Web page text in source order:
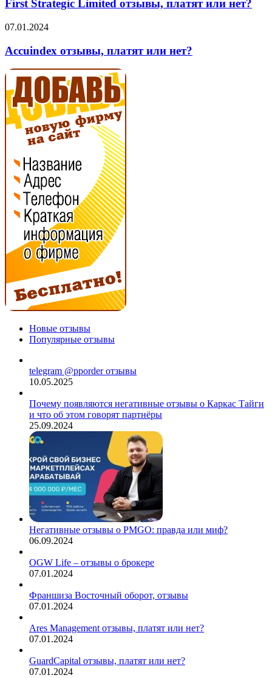
платят
нет?
First Strategic Limited отзывы, платят или нет?
Accuindex
платят
или
нет?
07.01.2024
Accuindex отзывы, платят или нет?
Новые отзывы
Популярные отзывы
telegram @pporder отзывы
10.05.2025
Почему появляются негативные отзывы о Каркас Тайги
и что об этом говорят партнёры
25.09.2024
Негативные отзывы о PMGO: правда или миф?
06.09.2024
OGW Life – отзывы о брокере
07.01.2024
Франшиза Восточный оборот, отзывы
07.01.2024
Ares Management отзывы, платят или нет?
07.01.2024
GuardCapital отзывы, платят или нет?
07.01.2024